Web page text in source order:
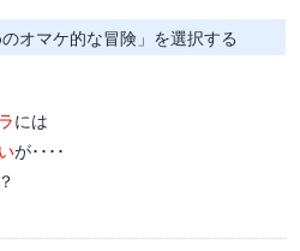
オマケ的な冒険」を選択する
には
が････